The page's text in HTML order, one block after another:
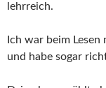
lehrreich.
Ich war beim
und habe sogar